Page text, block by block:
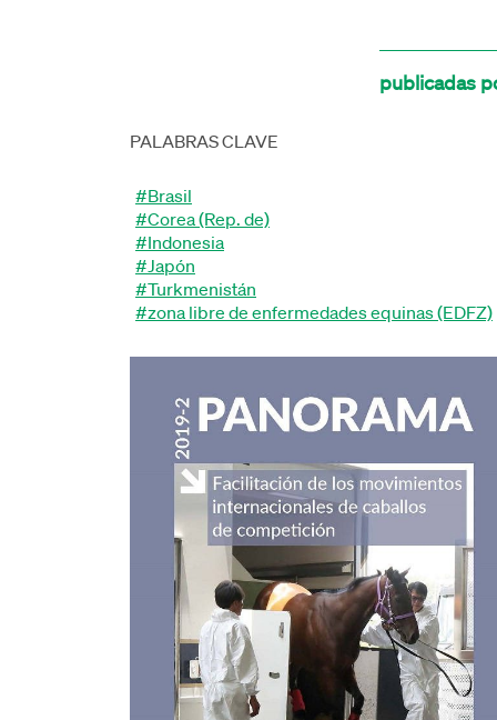
publicadas
PALABRAS CLAVE
#Brasil
#Corea (Rep. de)
#Indonesia
#Japón
#Turkmenistán
#zona libre de enfermedades equinas (EDFZ)